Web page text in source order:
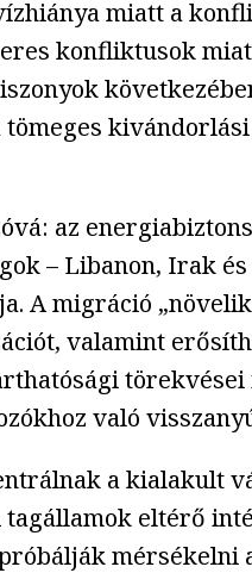
miatt a
konfliktusok
az
– Libanon, Irak
A migráció
valamint
való
a kialakult
eltérő
mérsékelni